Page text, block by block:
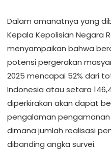
Dalam amanatnya yang
Kepala Kepolisian Negara
menyampaikan bahwa
potensi pergerakan
2025 mencapai 52% dari
Indonesia atau setara
diperkirakan akan dapat
pengalaman
dimana jumlah realisasi
dibanding angka survei.